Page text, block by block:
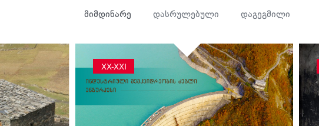
მიმდინარე დასრულებული დაგეგმილი
XX-XXI